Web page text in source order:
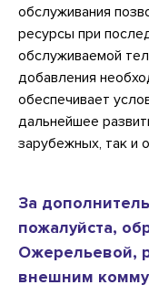
обслуживания
ресурсы при
обслуживаемой
добавления
обеспечивает
дальнейшее
зарубежных, так и
За
пожалуйста,
Ожерельевой,
внешним